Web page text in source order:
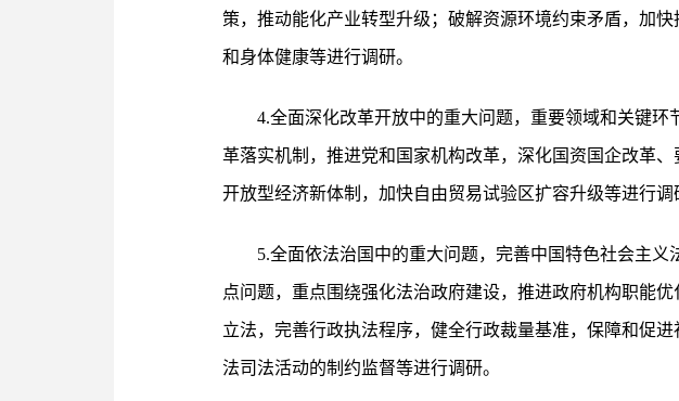
策，推动能化产业转型升级；破解资源环境约束矛盾，加
和身体健康等进行调研。
4.全面深化改革开放中的重大问题，重要领域和关键
革落实机制，推进党和国家机构改革，深化国资国企改革
开放型经济新体制，加快自由贸易试验区扩容升级等进行调
5.全面依法治国中的重大问题，完善中国特色社会主
点问题，重点围绕强化法治政府建设，推进政府机构职能
立法，完善行政执法程序，健全行政裁量基准，保障和促
法司法活动的制约监督等进行调研。